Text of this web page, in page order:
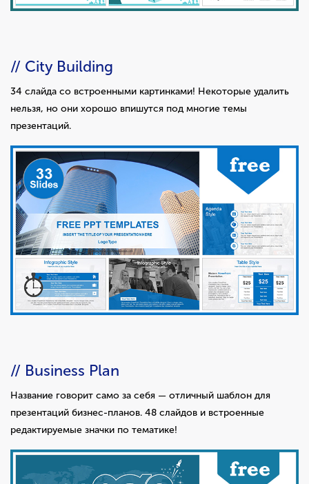
// City Building
34 слайда со встроенными картинками! Некоторые удалить
нельзя, но они хорошо впишутся под многие темы
презентаций.
// Business Plan
Название говорит само за себя — отличный шаблон для
презентаций бизнес-планов. 48 слайдов и встроенные
редактируемые значки по тематике!